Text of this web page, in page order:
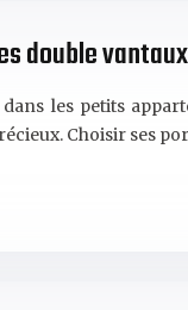
double
dans les petits
Choisir ses